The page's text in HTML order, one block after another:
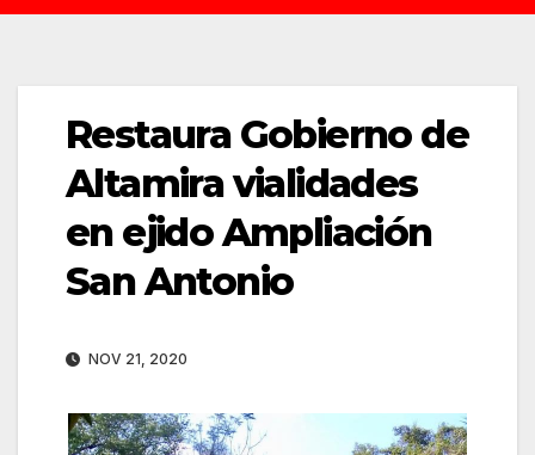
Restaura Gobierno de
Altamira vialidades
en ejido Ampliación
San Antonio
NOV 21, 2020